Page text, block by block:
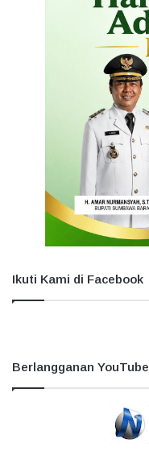
Ikuti Kami di Facebook
Berlangganan YouTube